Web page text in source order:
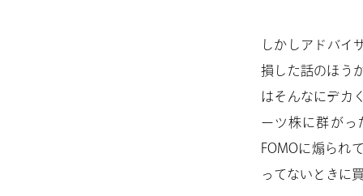
しかしアドバイ
損した話のほう
はそんなにデカ
ーツ株に群がっ
FOMOに煽られ
ってないときに